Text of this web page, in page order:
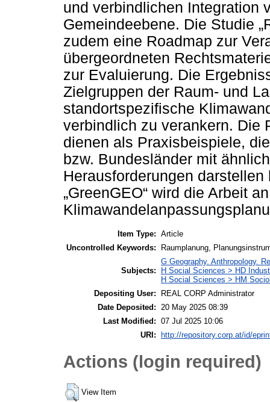
und verbindlichen Integration
Gemeindeebene. Die Studie
zudem eine Roadmap zur
übergeordneten
zur Evaluierung. Die
Zielgruppen der Raum- und
standortspezifische
verbindlich zu verankern. Die
dienen als Praxisbeispiele,
bzw. Bundesländer mit
Herausforderungen
„GreenGEO“ wird die Arbeit
Item Type: Article
Uncontrolled Keywords:
Raumplanung,
Subjects:
G Geography. Anthropology.
H Social Sciences > HD
H Social Sciences > HM
Depositing User:
REAL CORP Administrator
Date Deposited:
20 May 2025 08:39
Last Modified: 07 Jul 2025 10:06
URI:
http://repository.corp.at/id/
Actions (login required)
View Item